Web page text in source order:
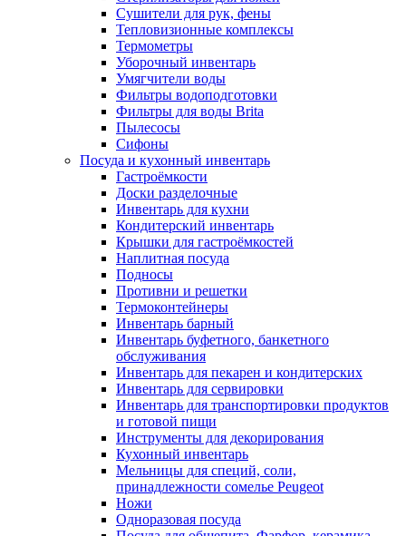
Сушители для рук, фены
Тепловизионные комплексы
Термометры
Уборочный инвентарь
Умягчители воды
Фильтры водоподготовки
Фильтры для воды Brita
Пылесосы
Сифоны
Посуда и кухонный инвентарь
Гастроёмкости
Доски разделочные
Инвентарь для кухни
Кондитерский инвентарь
Крышки для гастроёмкостей
Наплитная посуда
Подносы
Противни и решетки
Термоконтейнеры
Инвентарь барный
Инвентарь буфетного, банкетного
обслуживания
Инвентарь для пекарен и кондитерских
Инвентарь для сервировки
Инвентарь для транспортировки продуктов
и готовой пищи
Инструменты для декорирования
Кухонный инвентарь
Мельницы для специй, соли,
принадлежности сомелье Peugeot
Ножи
Одноразовая посуда